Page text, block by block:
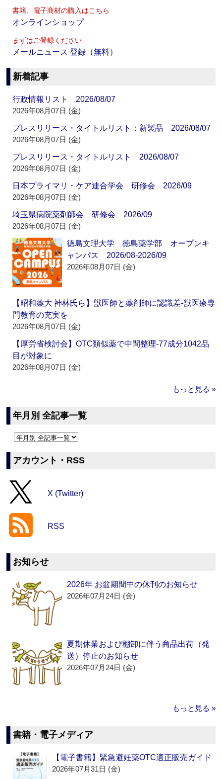
書籍、電子商材の購入はこちら
オンラインショップ
まずはご登録ください
メールニュース 登録（無料）
新着記事
行政情報リスト 2026/08/07
2026年08月07日 (金)
プレスリリース・タイトルリスト：新製品 2026/08/07
2026年08月07日 (金)
プレスリリース・タイトルリスト 2026/08/07
2026年08月07日 (金)
日本プライマリ・ケア連合学会 研修会 2026/09
2026年08月07日 (金)
埼玉県病院薬剤師会 研修会 2026/09
2026年08月07日 (金)
徳島文理大学 徳島薬学部 オープンキ
ャンパス 2026/08-2026/09
2026年08月07日 (金)
【昭和薬大 神林氏ら】獣医師と薬剤師に認識差‐獣医療専
門教育の充実を
2026年08月07日 (金)
【厚労省検討会】OTC類似薬で中間整理‐77成分1042品
目が対象に
2026年08月07日 (金)
もっと見る »
年月別 全記事一覧
アカウント・RSS
X (Twitter)
RSS
お知らせ
2026年 お盆期間中の休刊のお知らせ
2026年07月24日 (金)
夏期休業および棚卸に伴う商品出荷（発
送）停止のお知らせ
2026年07月24日 (金)
もっと見る »
書籍・電子メディア
【電子書籍】緊急避妊薬OTC適正販売ガイド
2026年07月31日 (金)